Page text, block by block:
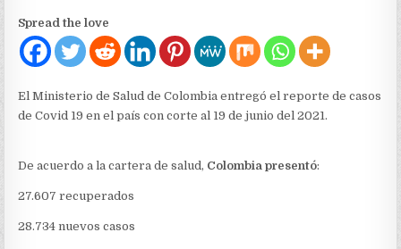
19
EL
19
JUNIO
DEL
2021,
355
Spread the love
El Ministerio de Salud de Colombia entregó el reporte de casos
de Covid 19 en el país con corte al 19 de junio del 2021.
De acuerdo a la cartera de salud, Colombia presentó:
27.607 recuperados
28.734 nuevos casos